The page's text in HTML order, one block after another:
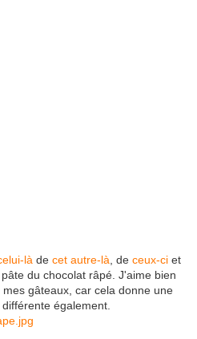
là de cet autre-là , de ceux-ci et
du chocolat râpé. J'aime bien
gâteaux, car cela donne une
également.